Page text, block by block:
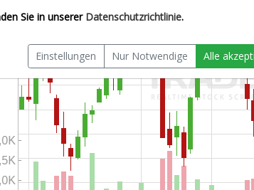
Sie in unserer Datenschutzrichtlinie.
Einstellungen Nur Notwendige Alle